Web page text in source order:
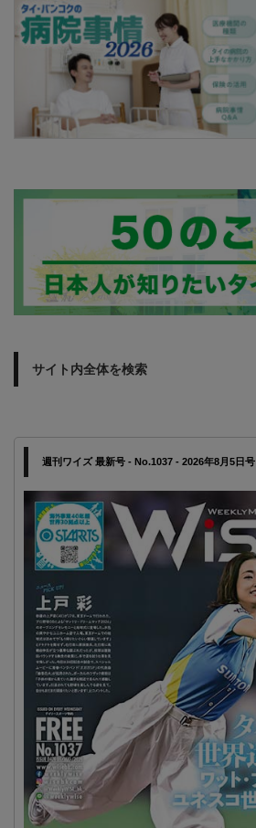
サイト内全体を検索
週刊ワイズ 最新号 - No.1037 - 2026年8月5日号